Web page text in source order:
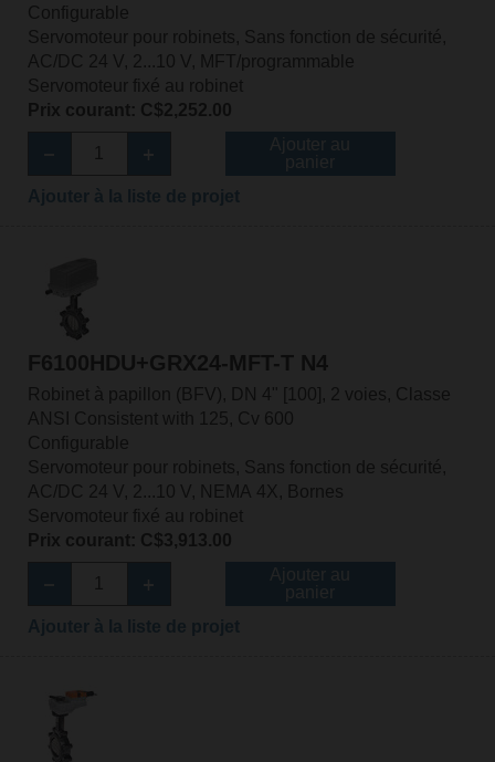
Configurable
Servomoteur pour robinets, Sans fonction de sécurité,
AC/DC 24 V, 2...10 V, MFT/programmable
Servomoteur fixé au robinet
Prix courant: C$2,252.00
F6100HDU+GRX24-MFT-T N4
Robinet à papillon (BFV), DN 4" [100], 2 voies, Classe
ANSI Consistent with 125, Cv 600
Configurable
Servomoteur pour robinets, Sans fonction de sécurité,
AC/DC 24 V, 2...10 V, NEMA 4X, Bornes
Servomoteur fixé au robinet
Prix courant: C$3,913.00